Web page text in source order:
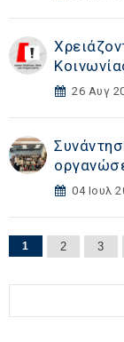
26 Αυγ
04 Ιουλ
Σελίδες
1 2 3